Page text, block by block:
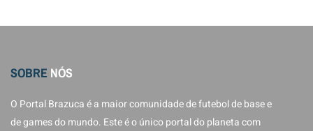
SOBRE NÓS
O Portal Brazuca é a maior comunidade de futebol de base e
de games do mundo. Este é o único portal do planeta com